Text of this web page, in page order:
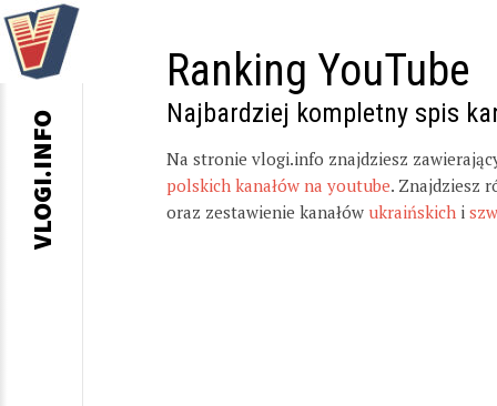
Ranking YouTube
Najbardziej kompletny spis
Na stronie vlogi.info znajdziesz
polskich kanałów na youtube. Znajdziesz
oraz zestawienie kanałów ukraińskich i
VLOGI.INFO